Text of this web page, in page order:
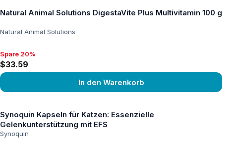
Natural Animal Solutions DigestaVite Plus Multivitamin 100 g
Natural Animal Solutions
Spare 20%, $33.59
Spare 20%
$33.59
In den Warenkorb
Synoquin Kapseln für Katzen: Essenzielle
Gelenkunterstützung mit EFS
Synoquin